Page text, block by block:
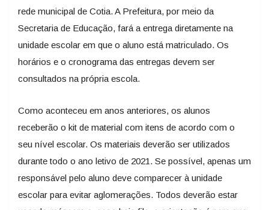
rede municipal de Cotia. A Prefeitura, por meio da
Secretaria de Educação, fará a entrega diretamente na
unidade escolar em que o aluno está matriculado. Os
horários e o cronograma das entregas devem ser
consultados na própria escola.
Como aconteceu em anos anteriores, os alunos
receberão o kit de material com itens de acordo com o
seu nível escolar. Os materiais deverão ser utilizados
durante todo o ano letivo de 2021. Se possível, apenas um
responsável pelo aluno deve comparecer à unidade
escolar para evitar aglomerações. Todos deverão estar